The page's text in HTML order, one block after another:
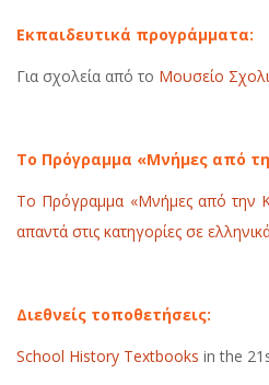
Εκπαιδευτικά προγράμματα:
Για σχολεία από το Μουσείο
Το Πρόγραμμα «Μνήμες από
Το Πρόγραμμα «Μνήμες από την
απαντά στις κατηγορίες σε
Διεθνείς τοποθετήσεις:
School History Textbooks in the